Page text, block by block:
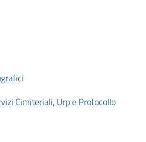
Cimiteriali, Urp e Protocollo